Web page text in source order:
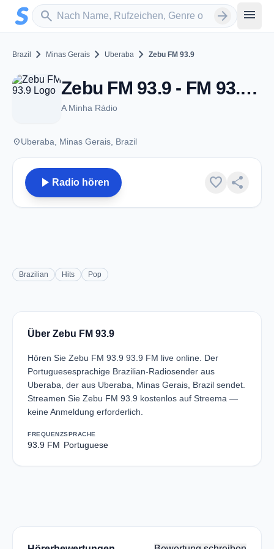
Zum Hauptinhalt springen
search
Sender suchen arrow_forward menu
Brazil chevron_right Minas Gerais chevron_right Uberaba chevron_right Zebu FM 93.9
Zebu FM 93.9 - FM 93.9 - Uberaba
A Minha Rádio
placeUberaba, Minas Gerais, Brazil
play_arrow Radio hören favorite share
Brazilian Hits Pop
Über Zebu FM 93.9
Hören Sie Zebu FM 93.9 93.9 FM live online. Der
Portuguesesprachige Brazilian-Radiosender aus
Uberaba, der aus Uberaba, Minas Gerais, Brazil sendet.
Streamen Sie Zebu FM 93.9 kostenlos auf Streema —
keine Anmeldung erforderlich.
FREQUENZ
93.9 FM
SPRACHE
Portuguese